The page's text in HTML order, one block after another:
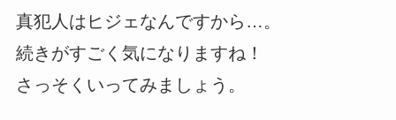
真犯人はヒジェなんですから…。
続きがすごく気になりますね！
さっそくいってみましょう。